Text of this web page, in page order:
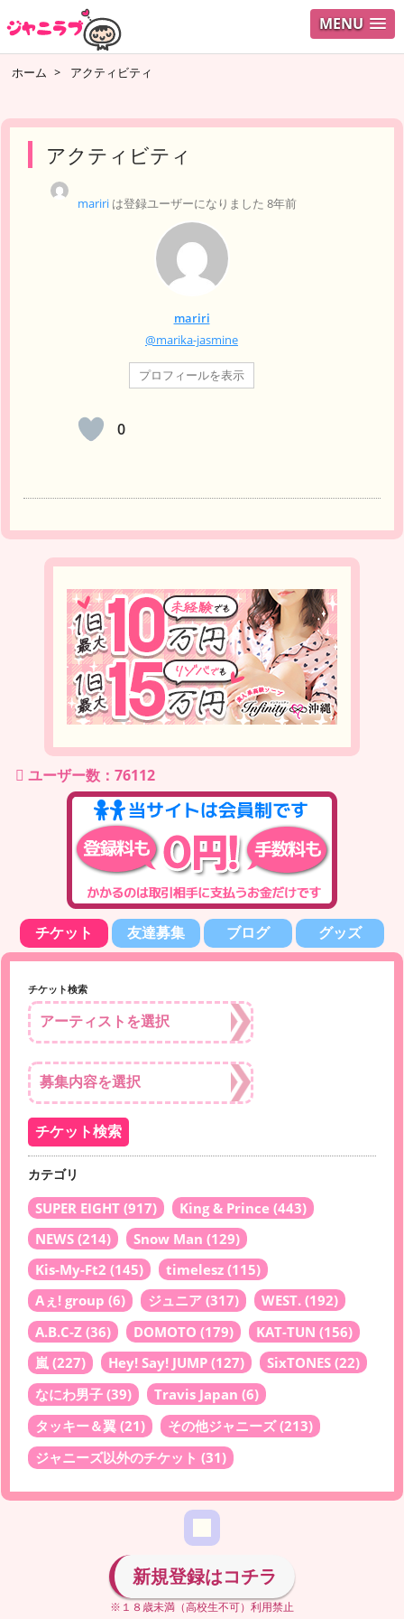
MENU ログイ
ホーム > アクティビティ
アクティビティ
mariri は登録ユーザーになりました 8年前
mariri
@marika-jasmine
プロフィールを表示
0
ユーザー数：76112
チケット 友達募集 ブログ グッズ
チケット検索
カテゴリ
SUPER EIGHT (917) King & Prince (443)
NEWS (214) Snow Man (129)
Kis-My-Ft2 (145) timelesz (115)
Aぇ! group (6) ジュニア (317) WEST. (192)
A.B.C-Z (36) DOMOTO (179) KAT-TUN (156)
嵐 (227) Hey! Say! JUMP (127) SixTONES (22)
なにわ男子 (39) Travis Japan (6)
タッキー＆翼 (21) その他ジャニーズ(213)
ジャニーズ以外のチケット (31)
新規登録はコチラ
※１８歳未満（高校生不可）利用禁止